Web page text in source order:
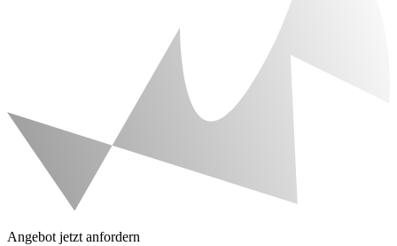
Angebot jetzt anfordern